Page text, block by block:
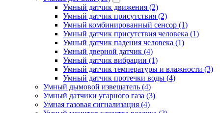
Умный датчик движения (2)
Умный датчик присутствия (2)
Умный комбинированный сенсор (1)
Умный датчик присутствия человека (1)
Умный датчик падения человека (1)
Умный дверной датчик (4)
Умный датчик вибрации (1)
Умный датчик температуры и влажности (3)
Умный датчик протечки воды (4)
Умный дымовой извещатель (4)
Умный датчики угарного газа (3)
Умная газовая сигнализация (4)